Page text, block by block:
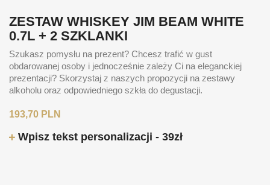
ZESTAW WHISKEY JIM BEAM WHITE
0.7L + 2 SZKLANKI
Szukasz pomysłu na prezent? Chcesz trafić w gust
obdarowanej osoby i jednocześnie zależy Ci na eleganckiej
prezentacji? Skorzystaj z naszych propozycji na zestawy
alkoholu oraz odpowiedniego szkła do degustacji.
193,70 PLN
Wpisz tekst personalizacji - 39zł